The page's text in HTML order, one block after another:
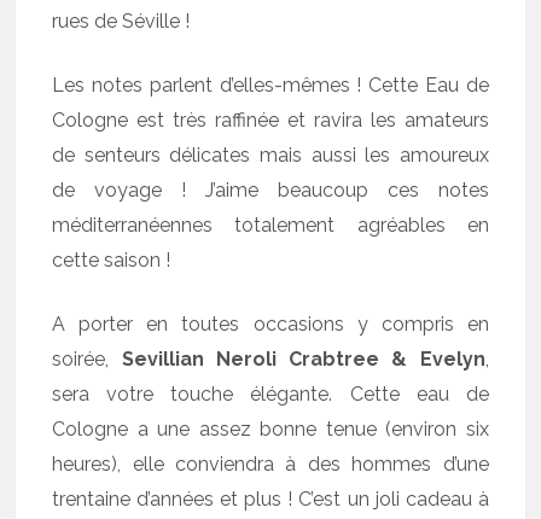
rues de Séville !
Les notes parlent d’elles-mêmes ! Cette Eau de
Cologne est très raffinée et ravira les amateurs
de senteurs délicates mais aussi les amoureux
de voyage ! J’aime beaucoup ces notes
méditerranéennes totalement agréables en
cette saison !
A porter en toutes occasions y compris en
soirée, Sevillian Neroli Crabtree & Evelyn,
sera votre touche élégante. Cette eau de
Cologne a une assez bonne tenue (environ six
heures), elle conviendra à des hommes d’une
trentaine d’années et plus ! C’est un joli cadeau à